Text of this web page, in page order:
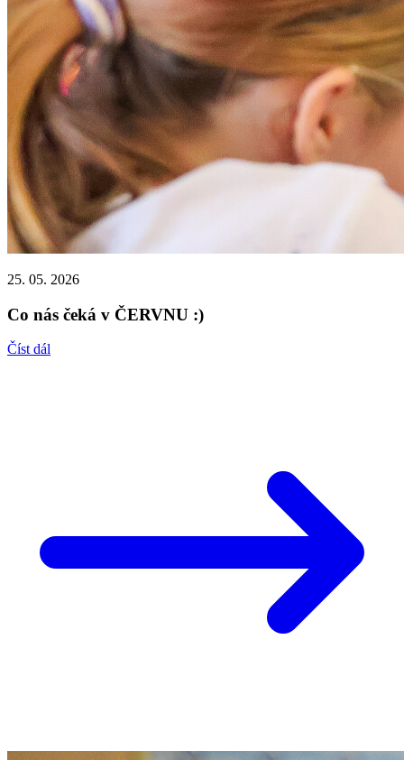
25. 05. 2026
Co nás čeká v ČERVNU :)
Číst dál